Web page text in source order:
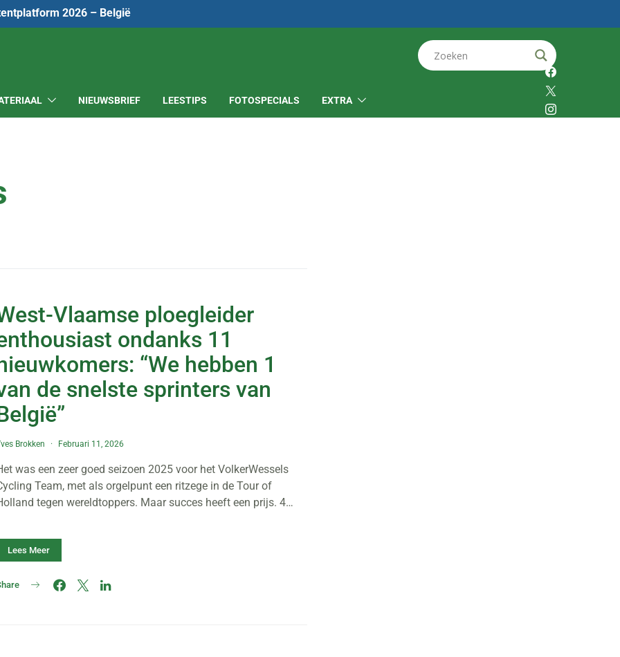
2026 – België
NIEUWSBRIEF LEESTIPS FOTOSPECIALS EXTRA
Vlaamse ploegleider
ondanks 11
“We hebben 1
de snelste sprinters van
Brokken Februari 11, 2026
was een zeer goed seizoen 2025 voor het VolkerWessels
Team, met als orgelpunt een ritzege in de Tour of
tegen wereldtoppers. Maar succes heeft een prijs. 4…
Lees Meer